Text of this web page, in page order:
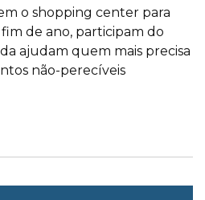
o shopping center para
de ano, participam do
ajudam quem mais precisa
não-perecíveis